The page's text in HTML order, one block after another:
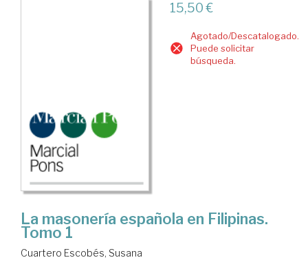
15,50 €
Agotado/Descatalogado.
Puede solicitar
búsqueda.
La masonería española en Filipinas.
Tomo 1
Cuartero Escobés, Susana